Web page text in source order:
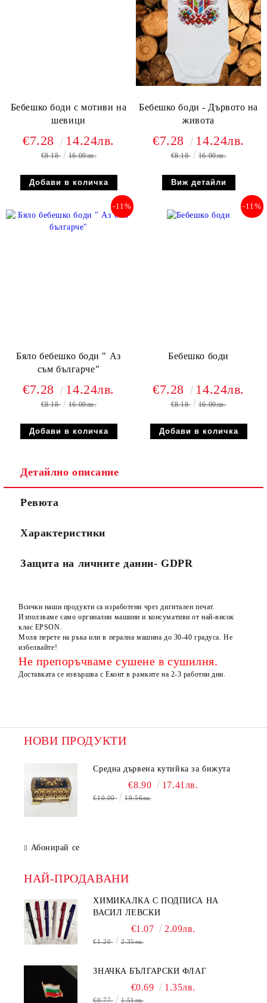
Бебешко боди с мотиви на
шевици
€7.28 14.24лв.
€8.18 16.00лв.
Бебешко боди - Дървото на
живота
€7.28 14.24лв.
€8.18 16.00лв.
Виж детайли
Бяло бебешко боди " Аз
съм българче"
-11%
€7.28 14.24лв.
€8.18 16.00лв.
Бебешко боди
-11%
€7.28 14.24лв.
€8.18 16.00лв.
Детайлно описание
Ревюта
Характеристики
Защита на личните данни- GDPR
Всички наши продукти са изработени чрез дигитален печат.
Използваме само оргинални машини и консумативи от най-висок
клас EPSON.
Моля перете на ръка или в перална машина до 30-40 градуса. Не
избелвайте!
Не препоръчваме сушене в сушилня.
Доставката се извършва с Еконт в рамките на 2-3 работни дни.
НОВИ ПРОДУКТИ
Средна дървена кутийка за бижута
€8.90 17.41лв.
€10.00 19.56лв.
Абонирай се
НАЙ-ПРОДАВАНИ
ХИМИКАЛКА С ПОДПИСА НА
ВАСИЛ ЛЕВСКИ
€1.07 2.09лв.
€1.20 2.35лв.
ЗНАЧКА БЪЛГАРСКИ ФЛАГ
€0.69 1.35лв.
€0.77 1.51лв.